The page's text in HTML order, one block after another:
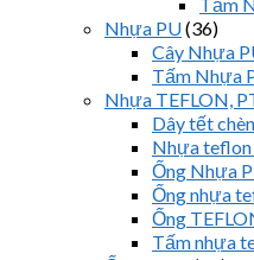
Nhựa PU(36)
Cây Nhựa
Tấm Nhựa
Nhựa TEFLON,
Dây tết
Nhựa teflon
Ống Nhựa
Ống nhựa
Ống
Tấm nhựa